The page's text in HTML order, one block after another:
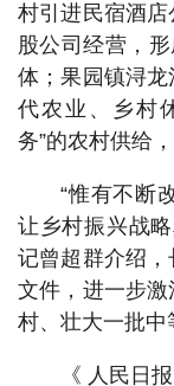
村引进民宿酒
股公司经营，
体；果园镇浔
代农业、乡村
务”的农村供给
“惟有不断
让乡村振兴战
记曾超群介绍，
文件，进一步
村、壮大一批中
《 人民日